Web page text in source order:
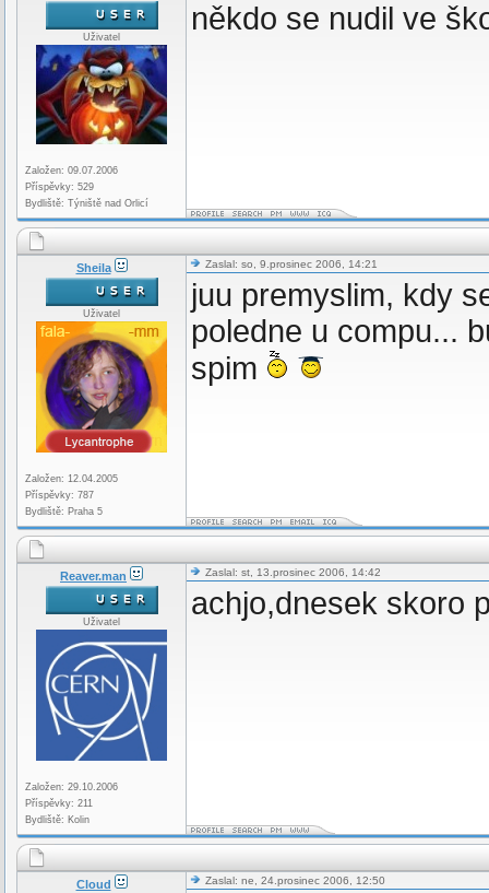
Uživatel
Založen: 09.07.2006
Příspěvky: 529
Bydliště: Týniště nad Orlicí
někdo se nudil ve
Sheila
Uživatel
Založen: 12.04.2005
Příspěvky: 787
Bydliště: Praha 5
Zaslal: so, 9.prosinec 2006, 14:21
juu premyslim, kdy
poledne u compu...
spim
Reaver.man
Uživatel
Založen: 29.10.2006
Příspěvky: 211
Bydliště: Kolin
Zaslal: st, 13.prosinec 2006, 14:42
achjo,dnesek skoro
Cloud Zaslal: ne, 24.prosinec 2006, 12:50